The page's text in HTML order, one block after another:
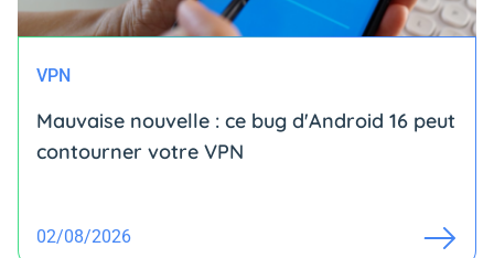
VPN
Mauvaise nouvelle : ce bug d'Android 16 peut
contourner votre VPN
02/08/2026